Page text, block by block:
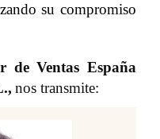
su compromiso
de Ventas España
, nos transmite: